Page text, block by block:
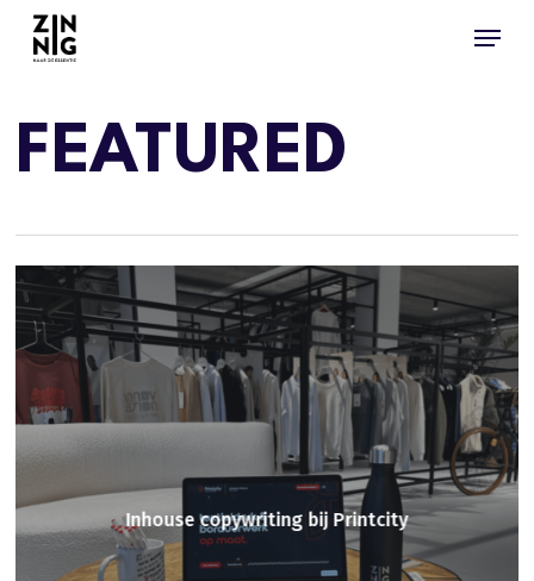
Skip
content
Menu
FEATURED
Inhouse copywriting bij Printcity